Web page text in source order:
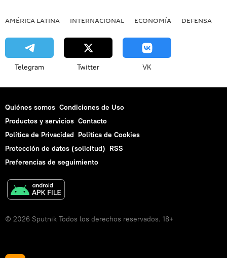
AMÉRICA LATINA INTERNACIONAL ECONOMÍA DEFENSA
Telegram Twitter VK
Quiénes somos Condiciones de Uso
Productos y servicios Contacto
Política de Privacidad Politica de Cookies
Protección de datos (solicitud) RSS
Preferencias de seguimiento
© 2026 Sputnik Todos los derechos reservados. 18+